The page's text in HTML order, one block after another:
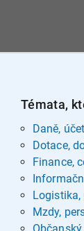
Témata,
Daně,
Dotace,
Finance,
Logistika,
Mzdy,